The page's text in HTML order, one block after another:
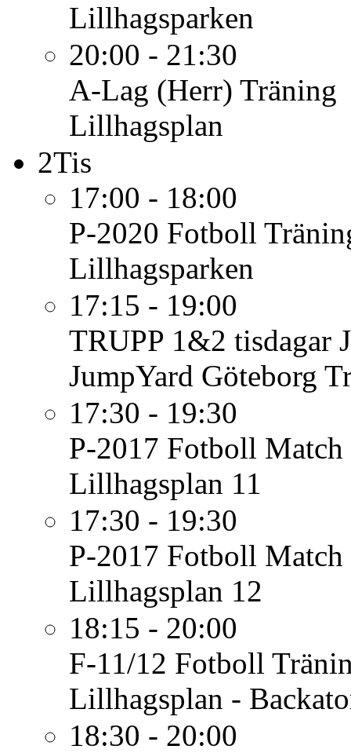
Lillhagsparken
20:00 - 21:30
A-Lag (Herr) Träning
Lillhagsplan
2Tis
17:00 - 18:00
P-2020 Fotboll
Lillhagsparken
17:15 - 19:00
TRUPP 1&2 tisdagar
JumpYard Göteborg
17:30 - 19:30
P-2017 Fotboll
Lillhagsplan 11
17:30 - 19:30
P-2017 Fotboll
Lillhagsplan 12
18:15 - 20:00
F-11/12 Fotboll
Lillhagsplan -
18:30 - 20:00